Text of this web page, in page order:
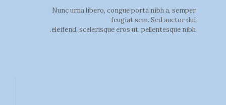
Nunc urna libero, congue porta nibh a, semper
feugiat sem. Sed auctor dui
eleifend, scelerisque eros ut, pellentesque nibh.